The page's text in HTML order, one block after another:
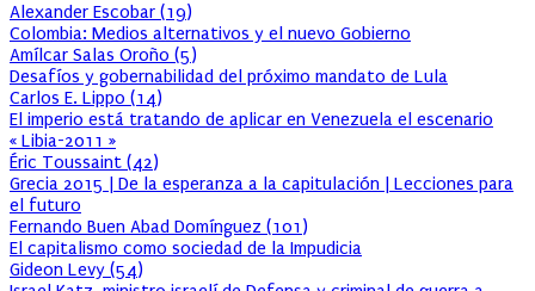
Alexander Escobar (19)
Colombia: Medios alternativos y el nuevo Gobierno
Amílcar Salas Oroño (5)
Desafíos y gobernabilidad del próximo mandato de Lula
Carlos E. Lippo (14)
El imperio está tratando de aplicar en Venezuela el escenario
« Libia-2011 »
Éric Toussaint (42)
Grecia 2015 | De la esperanza a la capitulación | Lecciones para
el futuro
Fernando Buen Abad Domínguez (101)
El capitalismo como sociedad de la Impudicia
Gideon Levy (54)